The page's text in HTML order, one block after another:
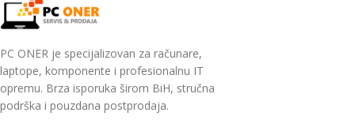
PC ONER je specijalizovan za računare,
laptope, komponente i profesionalnu IT
opremu. Brza isporuka širom BiH, stručna
podrška i pouzdana postprodaja.